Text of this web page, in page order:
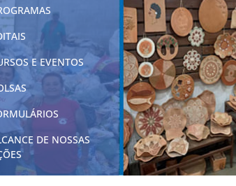
E EVENTOS
DE NOSSAS